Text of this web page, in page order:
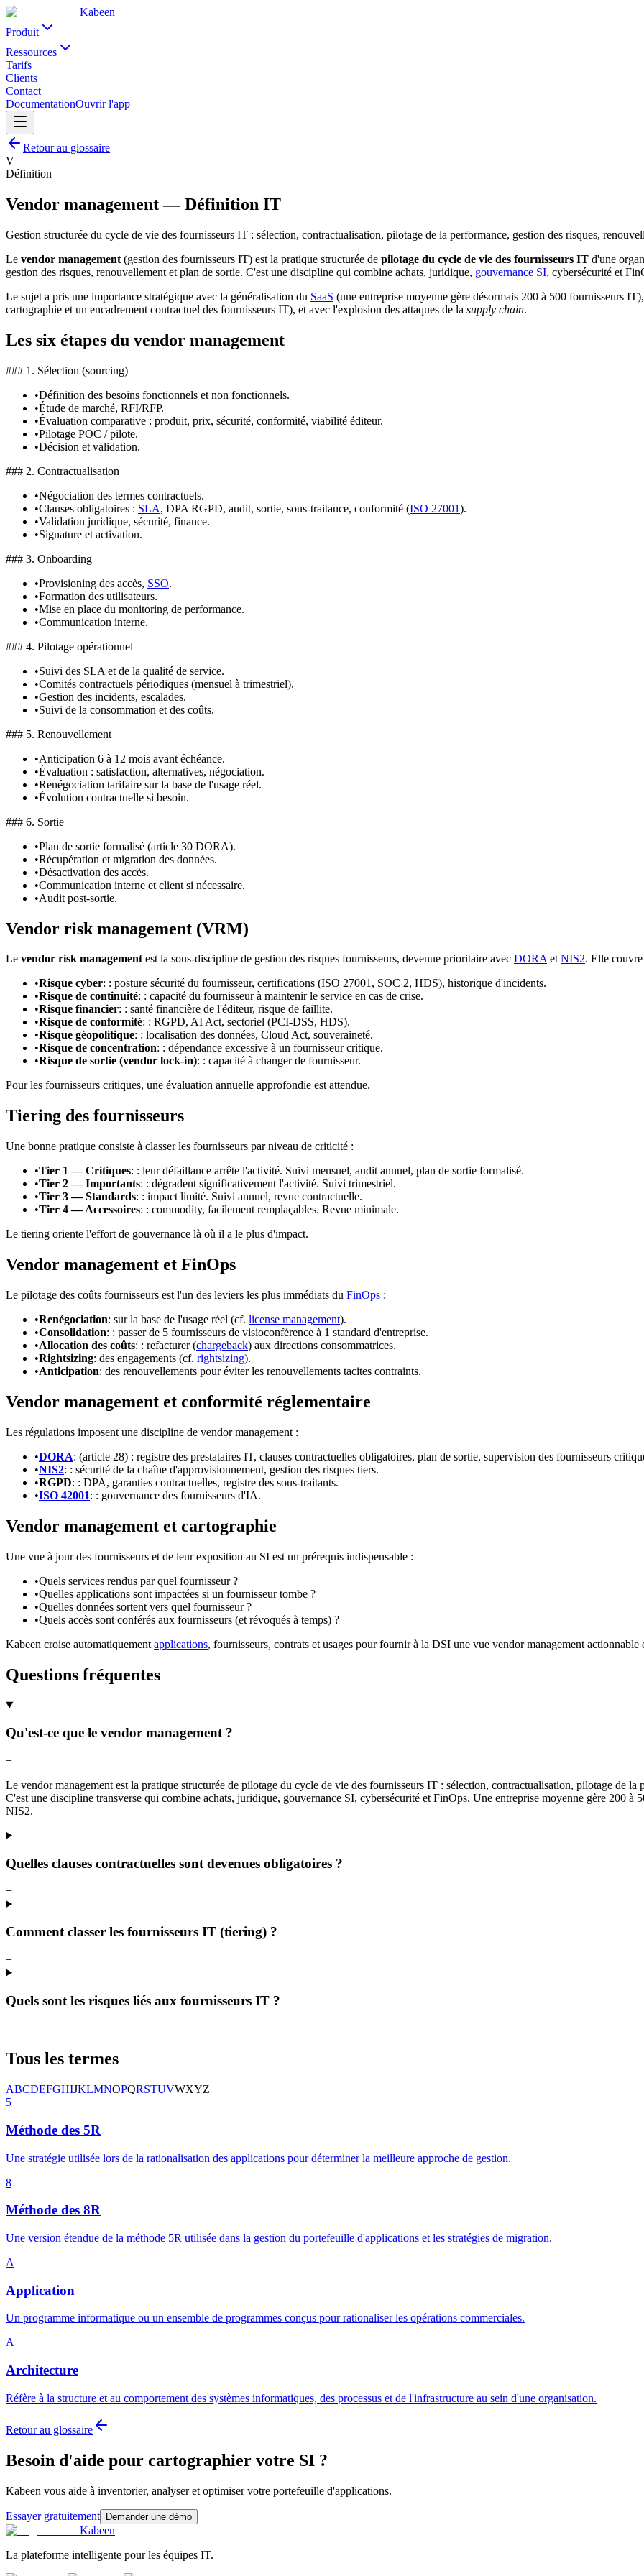
Kabeen
Produit
Ressources
Tarifs
Clients
Contact
DocumentationOuvrir l'app
Retour au glossaire
V
Définition
Vendor management —Définition IT
Gestion structurée du cycle de vie des fournisseurs IT : sélection, contractualisation, pilotage de la performance, gestion des risques,
Le vendor management (gestion des fournisseurs IT) est la pratique structurée de pilotage du cycle de vie des fournisseurs IT d'une
gestion des risques, renouvellement et plan de sortie. C'est une discipline qui combine achats, juridique, gouvernance SI, cybersécurité et
Le sujet a pris une importance stratégique avec la généralisation du SaaS (une entreprise moyenne gère désormais 200 à 500 fournisseurs
cartographie et un encadrement contractuel des fournisseurs IT), et avec l'explosion des attaques de la supply chain.
Les six étapes du vendor management
### 1. Sélection (sourcing)
•Définition des besoins fonctionnels et non fonctionnels.
•Étude de marché, RFI/RFP.
•Évaluation comparative : produit, prix, sécurité, conformité, viabilité éditeur.
•Pilotage POC / pilote.
•Décision et validation.
### 2. Contractualisation
•Négociation des termes contractuels.
•Clauses obligatoires : SLA, DPA RGPD, audit, sortie, sous-traitance, conformité (ISO 27001).
•Validation juridique, sécurité, finance.
•Signature et activation.
### 3. Onboarding
•Provisioning des accès, SSO.
•Formation des utilisateurs.
•Mise en place du monitoring de performance.
•Communication interne.
### 4. Pilotage opérationnel
•Suivi des SLA et de la qualité de service.
•Comités contractuels périodiques (mensuel à trimestriel).
•Gestion des incidents, escalades.
•Suivi de la consommation et des coûts.
### 5. Renouvellement
•Anticipation 6 à 12 mois avant échéance.
•Évaluation : satisfaction, alternatives, négociation.
•Renégociation tarifaire sur la base de l'usage réel.
•Évolution contractuelle si besoin.
### 6. Sortie
•Plan de sortie formalisé (article 30 DORA).
•Récupération et migration des données.
•Désactivation des accès.
•Communication interne et client si nécessaire.
•Audit post-sortie.
Vendor risk management (VRM)
Le vendor risk managementest la sous-discipline de gestion des risques fournisseurs, devenue prioritaire avec DORAetNIS2. Elle
•Risque cyber: : posture sécurité du fournisseur, certifications (ISO 27001, SOC 2, HDS), historique d'incidents.
•Risque de continuité: : capacité du fournisseur à maintenir le service en cas de crise.
•Risque financier: : santé financière de l'éditeur, risque de faillite.
•Risque de conformité: : RGPD, AI Act, sectoriel (PCI-DSS, HDS).
•Risque géopolitique: : localisation des données, Cloud Act, souveraineté.
•Risque de concentration: : dépendance excessive à un fournisseur critique.
•Risque de sortie (vendor lock-in): : capacité à changer de fournisseur.
Pour les fournisseurs critiques, une évaluation annuelle approfondie est attendue.
Tiering des fournisseurs
Une bonne pratique consiste à classer les fournisseurs par niveau de criticité :
•Tier 1 — Critiques: : leur défaillance arrête l'activité. Suivi mensuel, audit annuel, plan de sortie formalisé.
•Tier 2 — Importants: : dégradent significativement l'activité. Suivi trimestriel.
•Tier 3 — Standards: : impact limité. Suivi annuel, revue contractuelle.
•Tier 4 — Accessoires: : commodity, facilement remplaçables. Revue minimale.
Le tiering oriente l'effort de gouvernance là où il a le plus d'impact.
Vendor management et FinOps
Le pilotage des coûts fournisseurs est l'un des leviers les plus immédiats du FinOps :
•Renégociation: sur la base de l'usage réel (cf. license management).
•Consolidation: : passer de 5 fournisseurs de visioconférence à 1 standard d'entreprise.
•Allocation des coûts: : refacturer (chargeback) aux directions consommatrices.
•Rightsizing: des engagements (cf. rightsizing).
•Anticipation: des renouvellements pour éviter les renouvellements tacites contraints.
Vendor management et conformité réglementaire
Les régulations imposent une discipline de vendor management :
•DORA: (article 28) : registre des prestataires IT, clauses contractuelles obligatoires, plan de sortie, supervision des fournisseurs
•NIS2: : sécurité de la chaîne d'approvisionnement, gestion des risques tiers.
•RGPD: : DPA, garanties contractuelles, registre des sous-traitants.
•ISO 42001: : gouvernance des fournisseurs d'IA.
Vendor management et cartographie
Une vue à jour des fournisseurs et de leur exposition au SI est un prérequis indispensable :
•Quels services rendus par quel fournisseur ?
•Quelles applications sont impactées si un fournisseur tombe ?
•Quelles données sortent vers quel fournisseur ?
•Quels accès sont conférés aux fournisseurs (et révoqués à temps) ?
Kabeen croise automatiquement applications, fournisseurs, contrats et usages pour fournir à la DSI une vue vendor management
Questions fréquentes
Qu'est-ce que le vendor management ?
+
Le vendor management est la pratique structurée de pilotage du cycle de vie des fournisseurs IT : sélection, contractualisation, pilotage de
C'est une discipline transverse qui combine achats, juridique, gouvernance SI, cybersécurité et FinOps. Une entreprise moyenne gère 200
NIS2.
Quelles clauses contractuelles sont devenues obligatoires ?
+
Comment classer les fournisseurs IT (tiering) ?
+
Quels sont les risques liés aux fournisseurs IT ?
+
Tous les termes
ABCDEFGHIJKLMNOPQRSTUVWXYZ
5
Méthode des 5R
Une stratégie utilisée lors de la rationalisation des applications pour déterminer la meilleure approche de gestion.
8
Méthode des 8R
Une version étendue de la méthode 5R utilisée dans la gestion du portefeuille d'applications et les stratégies de migration.
A
Application
Un programme informatique ou un ensemble de programmes conçus pour rationaliser les opérations commerciales.
A
Architecture
Réfère à la structure et au comportement des systèmes informatiques, des processus et de l'infrastructure au sein d'une organisation.
Retour au glossaire
Besoin d'aide pour cartographier votre SI ?
Kabeen vous aide à inventorier, analyser et optimiser votre portefeuille d'applications.
Essayer gratuitement Demander une démo
Kabeen
La plateforme intelligente pour les équipes IT.